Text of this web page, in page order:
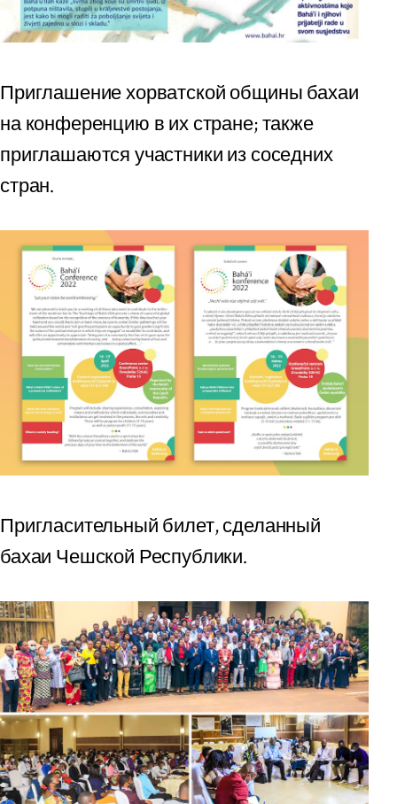
Приглашение хорватской общины бахаи
на конференцию в их стране; также
приглашаются участники из соседних
стран.
Пригласительный билет, сделанный
бахаи Чешской Республики.